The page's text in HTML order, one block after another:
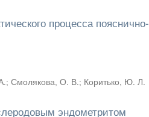
процесса пояснично-
; Смолякова, О. В.; Коритько, Ю. Л.
эндометритом